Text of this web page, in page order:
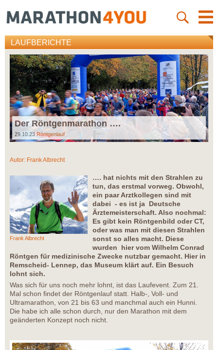
LAUFBERICHTE
Der Röntgenmarathon ….
29.10.23 Röntgenlauf
Autor: Frank Albrecht
Frank Albrecht
…. hat nichts mit den Strahlen zu
tun, das erstmal vorweg. Obwohl,
ein paar Arztkollegen sind mit
dabei - es ist ja Deutsche
Ärztemeisterschaft. Also nochmal:
Es gibt kein Röntgenbild oder CT,
oder was man mit diesen Strahlen
sonst so alles macht. Diese
wurden hier vom Wilhelm Conrad
Röntgen für medizinische Zwecke nutzbar gemacht. Hier in
Remscheid- Lennep, das Museum klärt auf. Ein Besuch
lohnt sich.
Was sich für uns noch mehr lohnt, ist das Laufevent. Zum 21.
Mal schon findet der Röntgenlauf statt. Halb-, Voll- und
Ultramarathon, von 21 bis 63 und manchmal auch ein Hunni.
Die habe ich alle schon durch, nur den Marathon mit dem
geänderten Konzept noch nicht.